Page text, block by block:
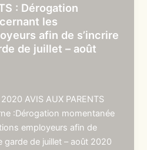
: Dérogation
les
afin de s’incrire
de juillet – août
AVIS AUX PARENTS
:Dérogation momentanée
employeurs afin de
garde de juillet – août 2020